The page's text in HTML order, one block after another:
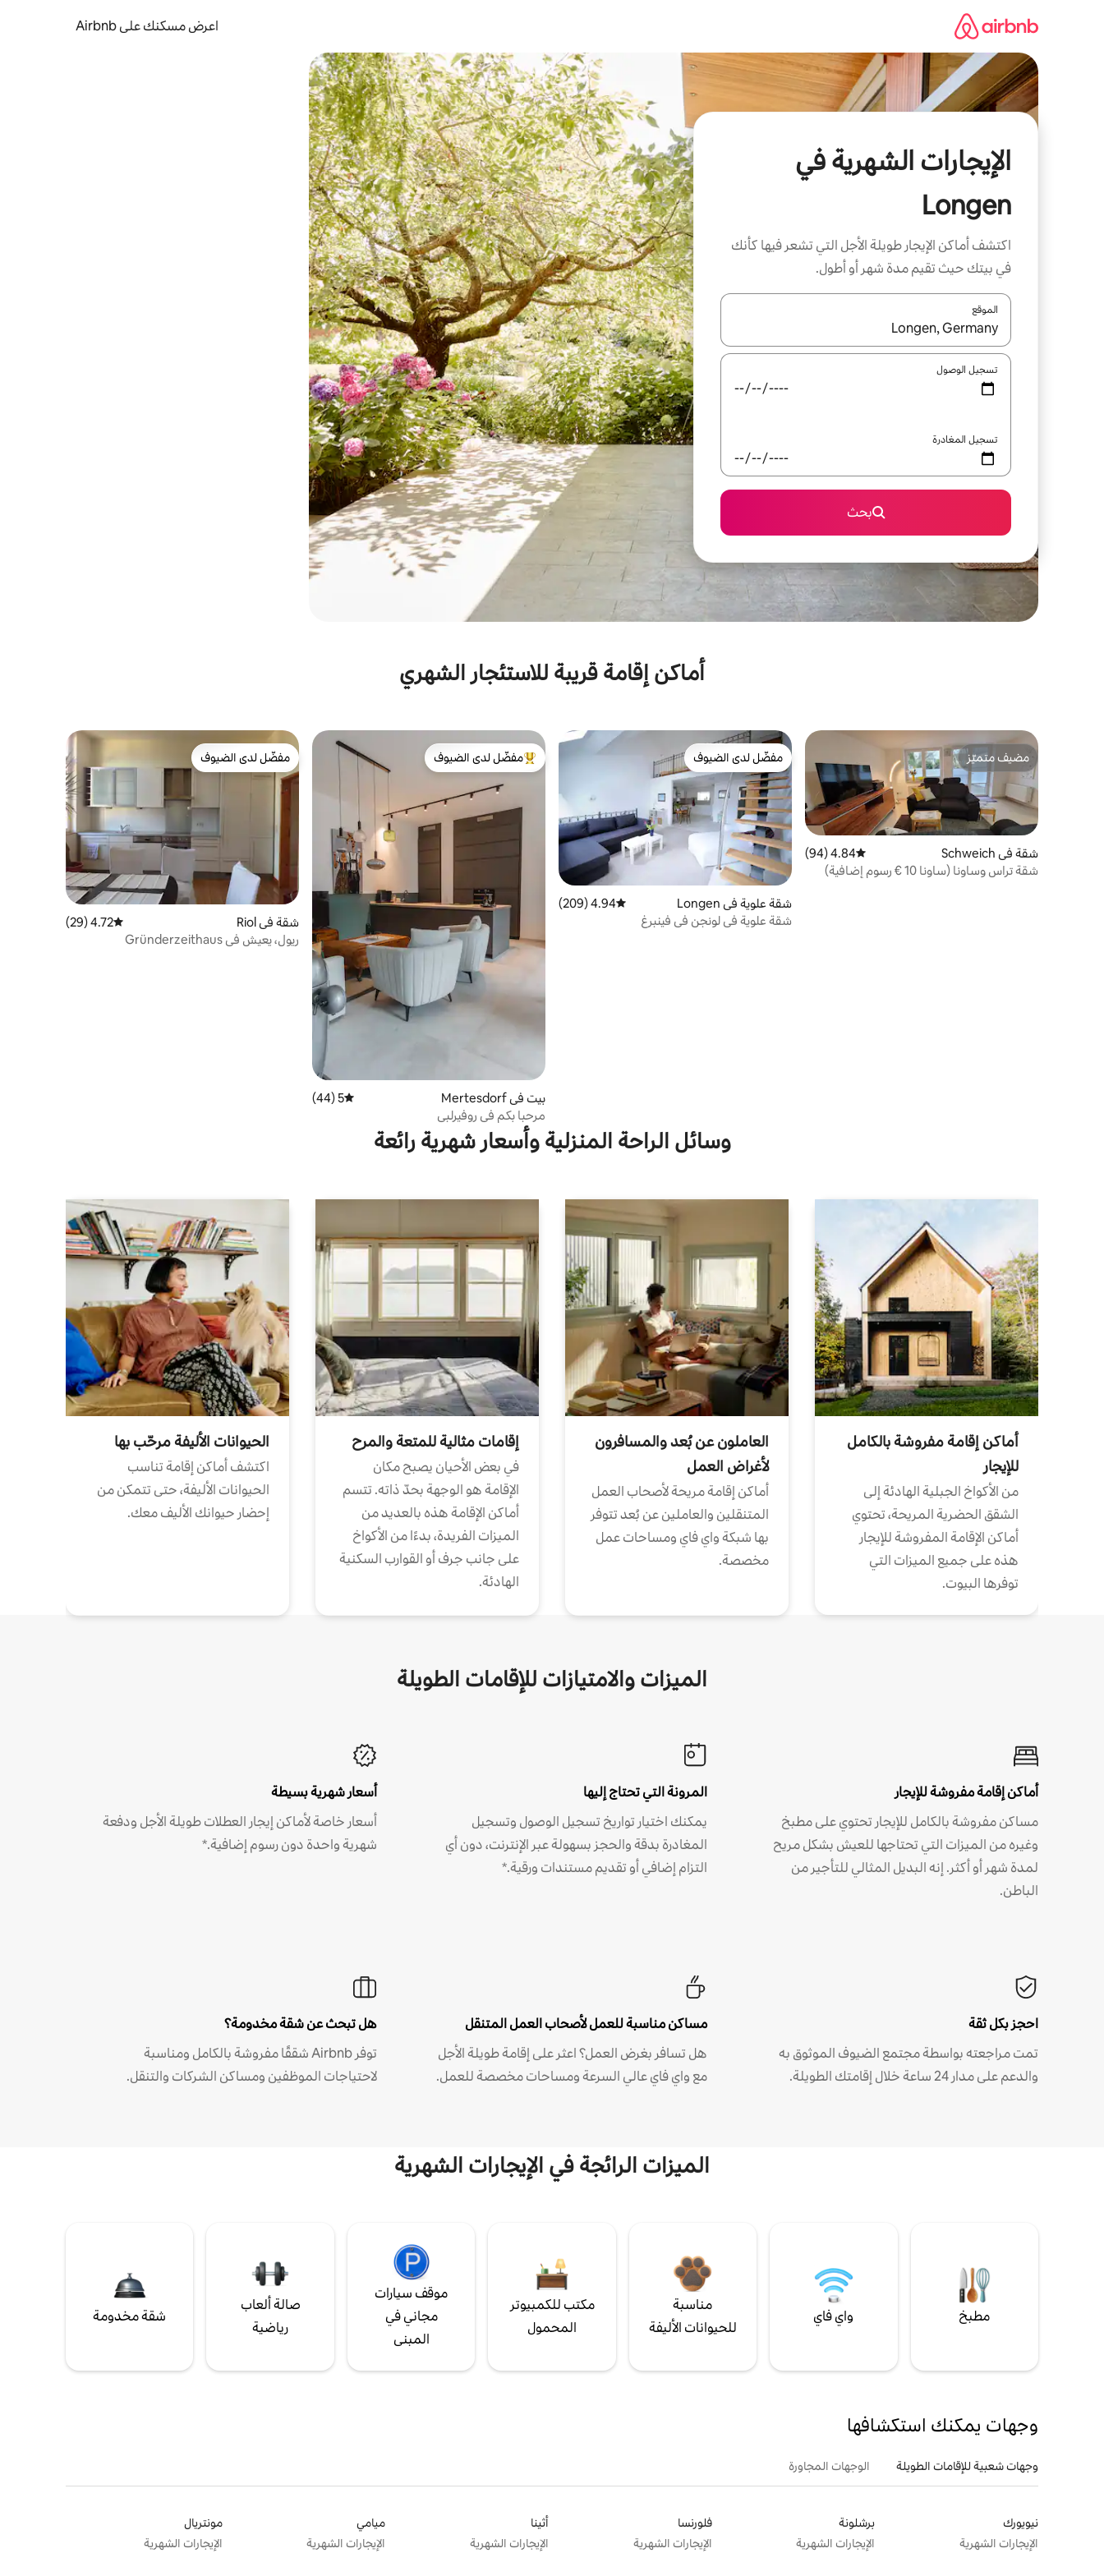
اعرض مسكنك على Airbnb
الإيجارات الشهرية في
Longen
اكتشف أماكن الإيجار طويلة الأجل التي تشعر فيها كأنك
في بيتك حيث تقيم مدة شهر أو أطول.
الموقع
عند توفر النتائج، انتقل باستخدام السهمين لأعلى ولأسفل أو استكشف عن طريق اللمس أو السحب.
تسجيل الوصول
تسجيل المغادرة
بحث
أماكن إقامة قريبة للاستئجار الشهري
مضيف متميّز
مضيف متميّز
شقة في Schweich متوسط التقييم 4.84 من 5، 94 مراجعات
4.84 (94)
شقة تراس وساونا (ساونا 10 € رسوم إضافية)
مفضّل لدى الضيوف
مفضّل لدى الضيوف
شقة علوية في Longen متوسط التقييم 4.94 من 5، 209 مراجعات
4.94 (209)
شقة علوية في لونجن في فينبرغ
من أبرز البيوت المفضّلة لدى الضيوف
مفضّل لدى الضيوف
بيت في Mertesdorf متوسط التقييم 5 من 5، 44 مراجعات
5 (44)
مرحبا بكم في روفيرلبي
مفضّل لدى الضيوف
مفضّل لدى الضيوف
شقة في Riol متوسط التقييم 4.72 من 5، 29 مراجعات
4.72 (29)
ريول، يعيش في Gründerzeithaus
وسائل الراحة المنزلية وأسعار شهرية رائعة
أماكن إقامة مفروشة بالكامل
للإيجار
من الأكواخ الجبلية الهادئة إلى
الشقق الحضرية المريحة، تحتوي
أماكن الإقامة المفروشة للإيجار
هذه على جميع الميزات التي
توفرها البيوت.
العاملون عن بُعد والمسافرون
لأغراض العمل
أماكن إقامة مريحة لأصحاب العمل
المتنقلين والعاملين عن بُعد تتوفر
بها شبكة واي فاي ومساحات عمل
مخصصة.
إقامات مثالية للمتعة والمرح
في بعض الأحيان يصبح مكان
الإقامة هو الوجهة بحدّ ذاته. تتسم
أماكن الإقامة هذه بالعديد من
الميزات الفريدة، بدءًا من الأكواخ
على جانب جرف أو القوارب السكنية
الهادئة.
الحيوانات الأليفة مرحّب بها
اكتشف أماكن إقامة تناسب
الحيوانات الأليفة، حتى تتمكن من
إحضار حيوانك الأليف معك.
الميزات والامتيازات للإقامات الطويلة
أماكن إقامة مفروشة للإيجار
مساكن مفروشة بالكامل للإيجار تحتوي على مطبخ
وغيره من الميزات التي تحتاجها للعيش بشكل مريح
لمدة شهر أو أكثر. إنه البديل المثالي للتأجير من
الباطن.
المرونة التي تحتاج إليها
يمكنك اختيار تواريخ تسجيل الوصول وتسجيل
المغادرة بدقة والحجز بسهولة عبر الإنترنت، دون أي
التزام إضافي أو تقديم مستندات ورقية.*
أسعار شهرية بسيطة
أسعار خاصة لأماكن إيجار العطلات طويلة الأجل ودفعة
شهرية واحدة دون رسوم إضافية.*
احجز بكل ثقة
تمت مراجعته بواسطة مجتمع الضيوف الموثوق به
والدعم على مدار 24 ساعة خلال إقامتك الطويلة.
مساكن مناسبة للعمل لأصحاب العمل المتنقل
هل تسافر بغرض العمل؟ اعثر على إقامة طويلة الأجل
مع واي فاي عالي السرعة ومساحات مخصصة للعمل.
هل تبحث عن شقة مخدومة؟
توفر Airbnb شققًا مفروشة بالكامل ومناسبة
لاحتياجات الموظفين ومساكن الشركات والتنقل.
الميزات الرائجة في الإيجارات الشهرية
مطبخ واي فاي
مناسبة
للحيوانات الأليفة
مكتب للكمبيوتر
المحمول
موقف سيارات
مجاني في
المبنى
صالة ألعاب
رياضية
شقة مخدومة
وجهات يمكنك استكشافها
وجهات شعبية للإقامات الطويلة الوجهات المجاورة
نيويورك
الإيجارات الشهرية
برشلونة
الإيجارات الشهرية
فلورنسا
الإيجارات الشهرية
أثينا
الإيجارات الشهرية
ميامي
الإيجارات الشهرية
مونتريال
الإيجارات الشهرية